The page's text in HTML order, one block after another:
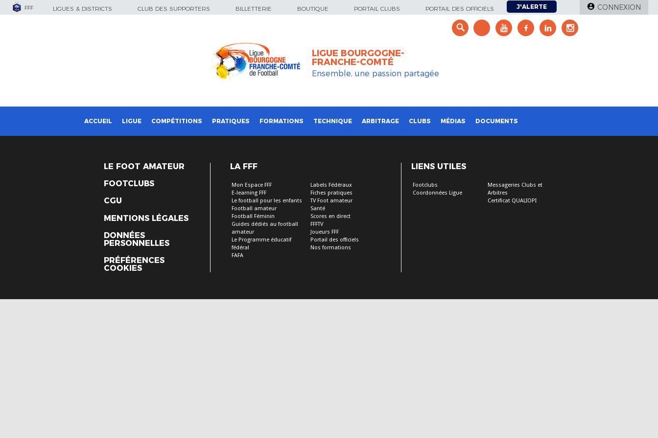
FFF LIGUES & DISTRICTS CLUB DES SUPPORTERS BILLETTERIE BOUTIQUE PORTAIL CLUBS PORTAIL DES OFFICIELS J'ALERTE CONNEXION
LIGUE BOURGOGNE-
FRANCHE-COMTÉ
Ensemble, une passion partagée
ACCUEIL LIGUE COMPÉTITIONS PRATIQUES FORMATIONS TECHNIQUE ARBITRAGE CLUBS MÉDIAS DOCUMENTS
LE FOOT AMATEUR
FOOTCLUBS
CGU
MENTIONS LÉGALES
DONNÉES
PERSONNELLES
PRÉFÉRENCES
COOKIES
LA FFF
Mon Espace FFF
E-learning FFF
Le football pour les enfants
Football amateur
Football Féminin
Guides dédiés au football
amateur
Le Programme éducatif
fédéral
FAFA
Labels Fédéraux
Fiches pratiques
TV Foot amateur
Santé
Scores en direct
FFFTV
Joueurs FFF
Portail des officiels
Nos formations
LIENS UTILES
Footclubs
Coordonnées Ligue
Messageries Clubs et
Arbitres
Certificat QUALIOPI